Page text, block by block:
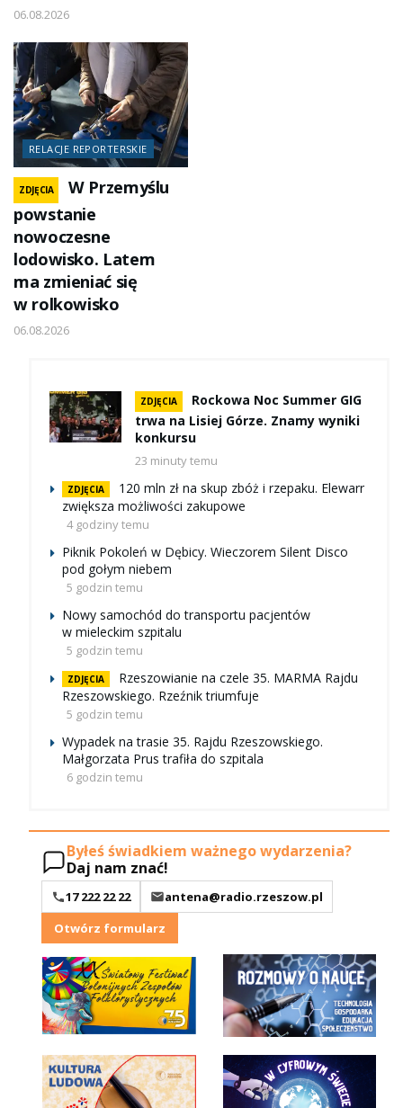
06.08.2026
RELACJE REPORTERSKIE
ZDJĘCIA
W Przemyślu
powstanie
nowoczesne
lodowisko. Latem
ma zmieniać się
w rolkowisko
06.08.2026
ZDJĘCIA
Rockowa Noc Summer GIG
trwa na Lisiej Górze. Znamy wyniki
konkursu
23 minuty temu
ZDJĘCIA
120 mln zł na skup zbóż i rzepaku. Elewarr
zwiększa możliwości zakupowe
4 godziny temu
Piknik Pokoleń w Dębicy. Wieczorem Silent Disco
pod gołym niebem
5 godzin temu
Nowy samochód do transportu pacjentów
w mieleckim szpitalu
5 godzin temu
ZDJĘCIA
Rzeszowianie na czele 35. MARMA Rajdu
Rzeszowskiego. Rzeźnik triumfuje
5 godzin temu
Wypadek na trasie 35. Rajdu Rzeszowskiego.
Małgorzata Prus trafiła do szpitala
6 godzin temu
Byłeś świadkiem ważnego wydarzenia?
Daj nam znać!
17 222 22 22
antena@radio.rzeszow.pl
Otwórz formularz